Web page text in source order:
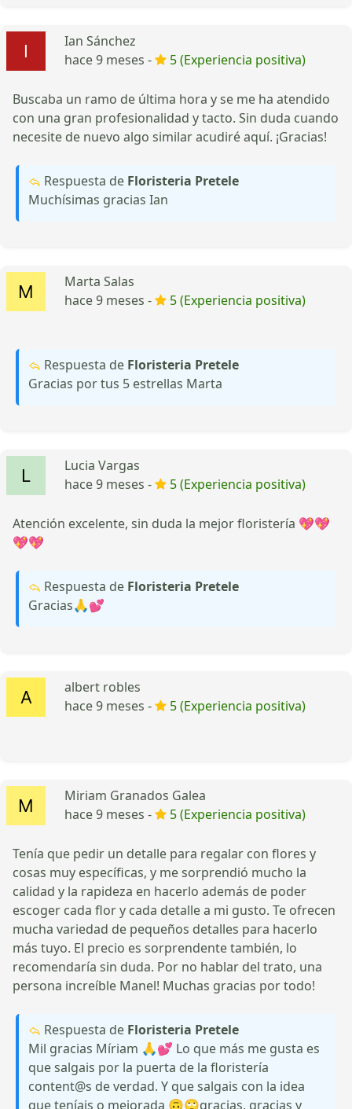
Ian Sánchez
hace 9 meses -
5 (Experiencia positiva)
Buscaba un ramo de última hora y se me ha atendido
con una gran profesionalidad y tacto. Sin duda cuando
necesite de nuevo algo similar acudiré aquí. ¡Gracias!
Respuesta de Floristeria Pretele
Muchísimas gracias Ian
Marta Salas
hace 9 meses -
5 (Experiencia positiva)
Respuesta de Floristeria Pretele
Gracias por tus 5 estrellas Marta
Lucia Vargas
hace 9 meses -
5 (Experiencia positiva)
Atención excelente, sin duda la mejor floristería 💖💖
💖💖
Respuesta de Floristeria Pretele
Gracias🙏💕
albert robles
hace 9 meses -
5 (Experiencia positiva)
Miriam Granados Galea
hace 9 meses -
5 (Experiencia positiva)
Tenía que pedir un detalle para regalar con flores y
cosas muy específicas, y me sorprendió mucho la
calidad y la rapideza en hacerlo además de poder
escoger cada flor y cada detalle a mi gusto. Te ofrecen
mucha variedad de pequeños detalles para hacerlo
más tuyo. El precio es sorprendente también, lo
recomendaría sin duda. Por no hablar del trato, una
persona increíble Manel! Muchas gracias por todo!
Respuesta de Floristeria Pretele
Mil gracias Míriam 🙏💕 Lo que más me gusta es
que salgais por la puerta de la floristería
content@s de verdad. Y que salgais con la idea
que teníais o mejorada 🙃🙄gracias, gracias y